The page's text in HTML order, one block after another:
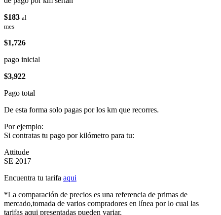
$183 al
mes
$1,726
pago inicial
$3,922
Pago total
De esta forma solo pagas por los km que recorres.
Por ejemplo:
Si contratas tu pago por kilómetro para tu:
Attitude
SE 2017
Encuentra tu tarifa aqui
*La comparación de precios es una referencia de primas de
mercado,tomada de varios compradores en línea por lo cual las
tarifas aqui presentadas pueden variar.